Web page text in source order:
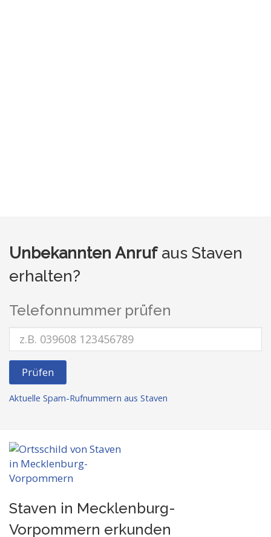
Unbekannten Anrufaus Staven
erhalten?
Telefonnummer prüfen
Prüfen
Aktuelle Spam-Rufnummern aus Staven
Staven in Mecklenburg-
Vorpommern erkunden